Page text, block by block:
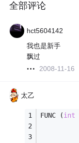
全部评论
hct5604142
我也是新手
飘过
2008-11-16
太乙
FUNC (int